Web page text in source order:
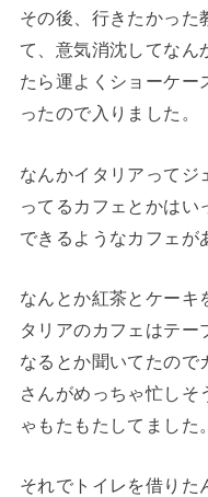
その後、行きたかった
て、意気消沈してなん
たら運よくショーケー
ったので入りました。
なんかイタリアってジ
ってるカフェとかはい
できるようなカフェが
なんとか紅茶とケーキ
タリアのカフェはテー
なるとか聞いてたので
さんがめっちゃ忙しそ
ゃもたもたしてました。
それでトイレを借りた